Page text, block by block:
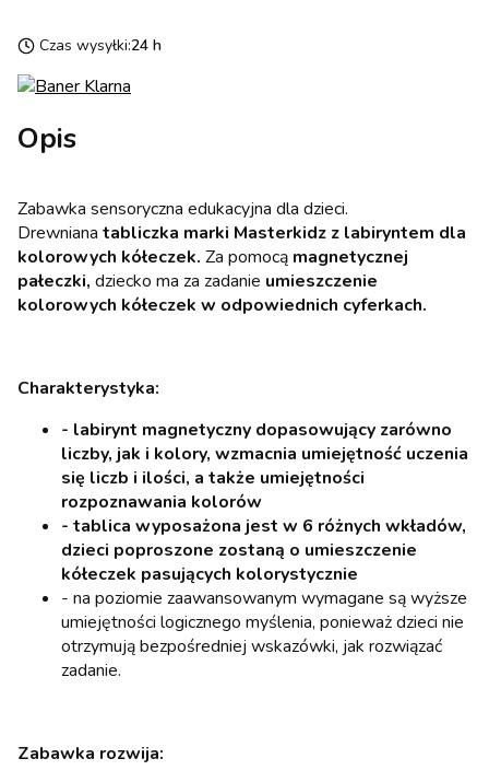
Czas wysyłki:24 h
Opis
Zabawka sensoryczna edukacyjna dla dzieci.
Drewniana tabliczka marki Masterkidz z labiryntem dla
kolorowych kółeczek. Za pomocą magnetycznej
pałeczki, dziecko ma za zadanie umieszczenie
kolorowych kółeczek w odpowiednich cyferkach.
Charakterystyka:
- labirynt magnetyczny dopasowujący zarówno
liczby, jak i kolory, wzmacnia umiejętność uczenia
się liczb i ilości, a także umiejętności
rozpoznawania kolorów
- tablica wyposażona jest w 6 różnych wkładów,
dzieci poproszone zostaną o umieszczenie
kółeczek pasujących kolorystycznie
- na poziomie zaawansowanym wymagane są wyższe
umiejętności logicznego myślenia, ponieważ dzieci nie
otrzymują bezpośredniej wskazówki, jak rozwiązać
zadanie.
Zabawka rozwija: